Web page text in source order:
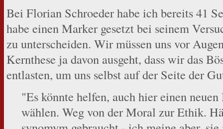
Bei Florian Schroeder habe ich bereits 41
habe einen Marker gesetzt bei seinem
zu unterscheiden. Wir müssen uns vor
Kernthese ja davon ausgeht, dass wir das
entlasten, um uns selbst auf der Seite der
"Es könnte helfen, auch hier einen
wählen. Weg von der Moral zur Ethik.